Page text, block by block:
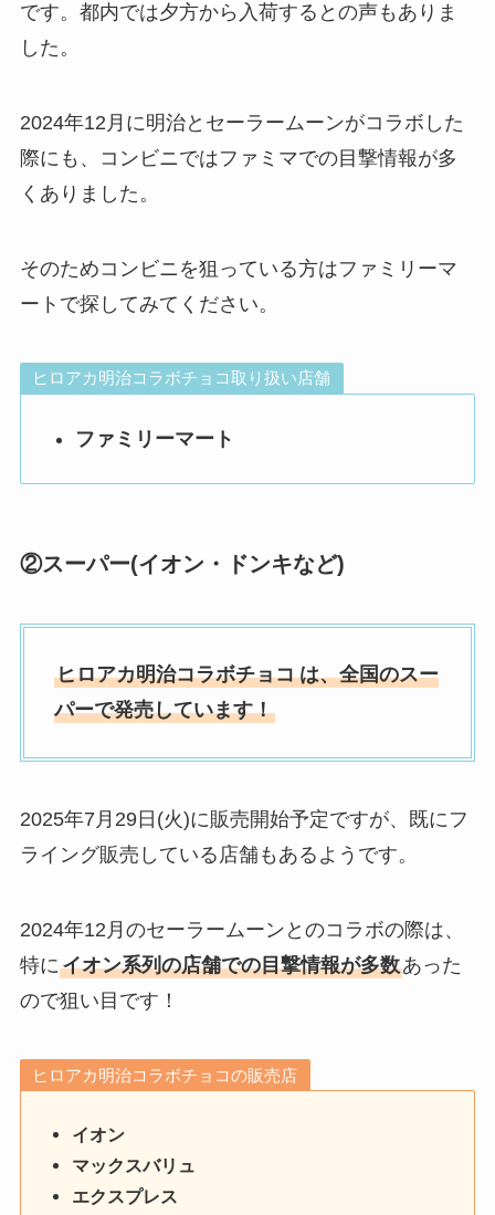
です。都内では夕方から入荷するとの声もありま
した。
2024年12月に明治とセーラームーンがコラボした
際にも、コンビニではファミマでの目撃情報が多
くありました。
そのためコンビニを狙っている方はファミリーマ
ートで探してみてください。
ヒロアカ明治コラボチョコ取り扱い店舗
ファミリーマート
②スーパー(イオン・ドンキなど)
ヒロアカ明治コラボチョコ は、全国のスー
パーで発売しています！
2025年7月29日(火)に販売開始予定ですが、既にフ
ライング販売している店舗もあるようです。
2024年12月のセーラームーンとのコラボの際は、
特にイオン系列の店舗での目撃情報が多数あった
ので狙い目です！
ヒロアカ明治コラボチョコの販売店
イオン
マックスバリュ
エクスプレス